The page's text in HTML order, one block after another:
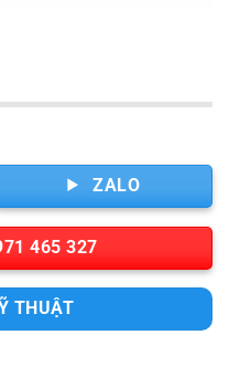
ZALO
465 327
THUẬT